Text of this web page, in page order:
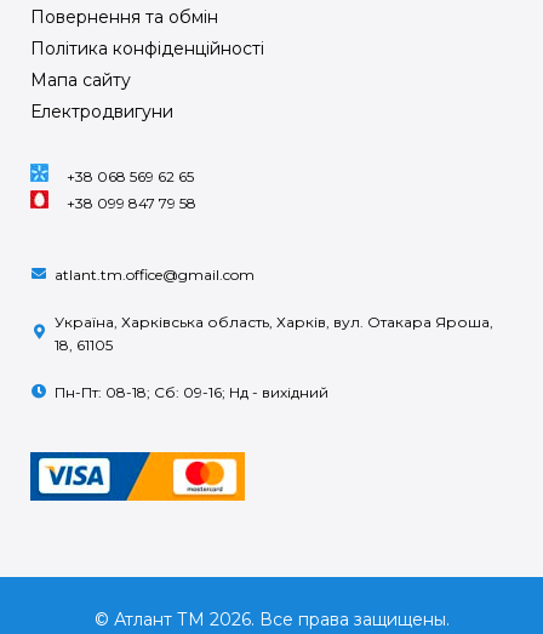
Повернення та обмін
Політика конфіденційності
Мапа сайту
Електродвигуни
+38 068 569 62 65
+38 099 847 79 58
atlant.tm.office@gmail.com
Україна, Харківська область, Харків, вул. Отакара Яроша,
18, 61105
Пн-Пт: 08-18; Сб: 09-16; Нд - вихідний
© Атлант ТМ 2026. Все права защищены.